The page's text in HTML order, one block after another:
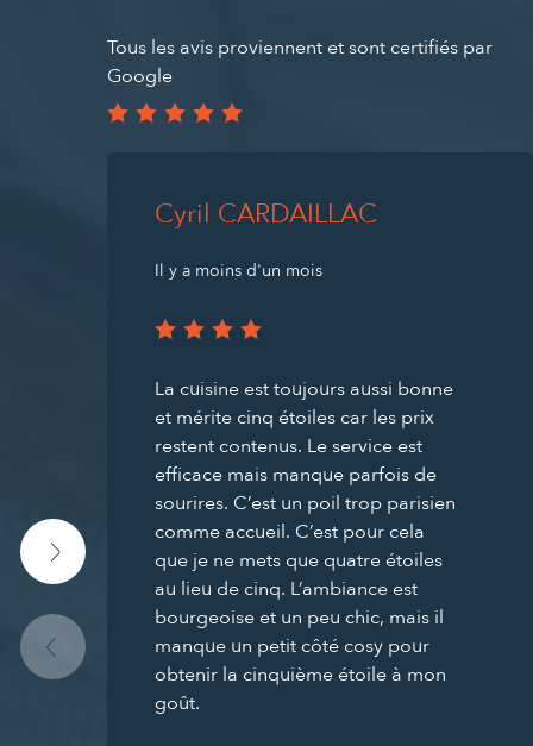
Tous les avis proviennent et sont certifiés par
Google
Cyril CARDAILLAC
Il y a moins d'un mois
La cuisine est toujours aussi bonne
et mérite cinq étoiles car les prix
restent contenus. Le service est
efficace mais manque parfois de
sourires. C’est un poil trop parisien
comme accueil. C’est pour cela
que je ne mets que quatre étoiles
au lieu de cinq. L’ambiance est
bourgeoise et un peu chic, mais il
manque un petit côté cosy pour
obtenir la cinquième étoile à mon
goût.